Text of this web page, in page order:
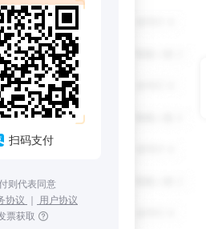
扫码支付
则代表同意
协议 ｜ 用户协议
票获取